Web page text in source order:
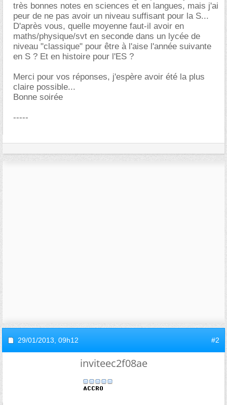
très bonnes notes en sciences et en langues, mais j'ai
peur de ne pas avoir un niveau suffisant pour la S...
D'après vous, quelle moyenne faut-il avoir en
maths/physique/svt en seconde dans un lycée de
niveau "classique" pour être à l'aise l'année suivante
en S ? Et en histoire pour l'ES ?
Merci pour vos réponses, j'espère avoir été la plus
claire possible...
Bonne soirée
-----
29/01/2013, 09h12 #2
inviteec2f08ae